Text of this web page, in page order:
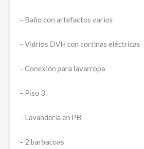
– Baño con artefactos varios
– Vidrios DVH con cortinas eléctricas
– Conexión para lavarropa
– Piso 3
– Lavandería en PB
– 2 barbacoas